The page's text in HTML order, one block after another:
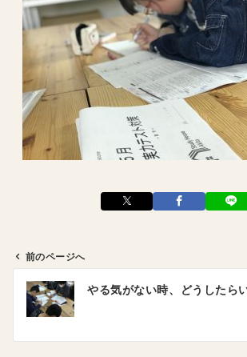
前のページへ
やる気がない時、どうしたら